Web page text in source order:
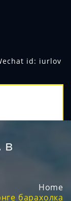
id: iurlov
в
Home
барахолка